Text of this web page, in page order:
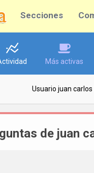
Secciones
Más activas
Usuario juan
de juan